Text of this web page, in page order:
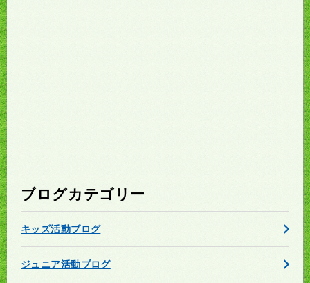
ブログカテゴリー
キッズ活動ブログ
ジュニア活動ブログ